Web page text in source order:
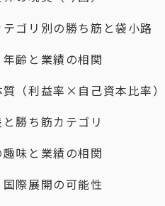
テゴリ別の勝ち筋と袋小路
齢と業績の相関
（利益率×自己資本比率）
勝ち筋カテゴリ
味と業績の相関
際展開の可能性